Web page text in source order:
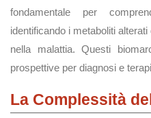
fondamentale per
identificando i metaboliti
nella malattia. Questi
prospettive per diagnosi e
La Complessità